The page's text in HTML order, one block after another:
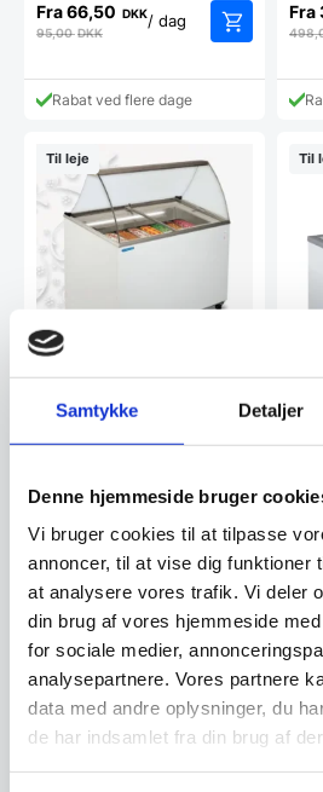
Samtykke Detaljer
Denne hjemmeside bruger
Vi bruger cookies til at tilpasse
annoncer, til at vise dig funktioner
at analysere vores trafik. Vi deler
din brug af vores hjemmeside
for sociale medier,
analysepartnere. Vores partnere
data med andre oplysninger, du
de har indsamlet fra din brug af
Fra66,50 DKK
95,00DKK
/ dag
Rabat ved flere dage
Fra
Til leje
iskantiner
Fra56,00DKK
Rabat ved flere dage
Til
Fra
Til leje